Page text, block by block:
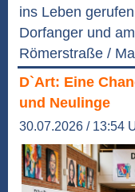
ins Leben
Dorfanger und
Römerstraße /
D`Art: Eine
und Neulinge
30.07.2026 / 13:54